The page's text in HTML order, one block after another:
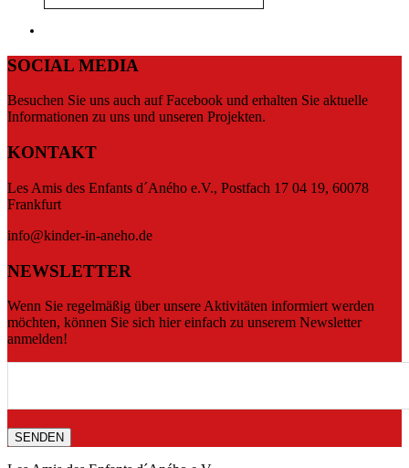
SOCIAL MEDIA
Besuchen Sie uns auch auf Facebook und erhalten Sie aktuelle
Informationen zu uns und unseren Projekten.
KONTAKT
Les Amis des Enfants d´Aného e.V., Postfach 17 04 19, 60078
Frankfurt
info@kinder-in-aneho.de
NEWSLETTER
Wenn Sie regelmäßig über unsere Aktivitäten informiert werden
möchten, können Sie sich hier einfach zu unserem Newsletter
anmelden!